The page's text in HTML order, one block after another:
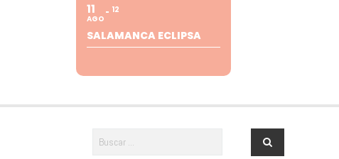
11
AGO
12
SALAMANCA ECLIPSA